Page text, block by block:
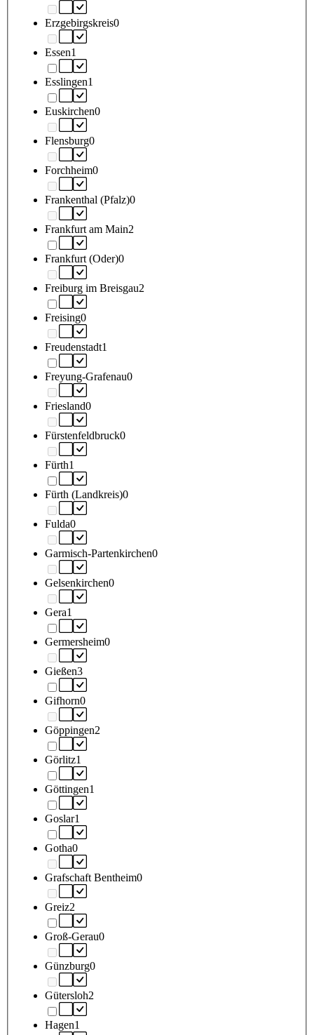
Erzgebirgskreis0
Essen1
Esslingen1
Euskirchen0
Flensburg0
Forchheim0
Frankenthal (Pfalz)0
Frankfurt am Main2
Frankfurt (Oder)0
Freiburg im Breisgau2
Freising0
Freudenstadt1
Freyung-Grafenau0
Friesland0
Fürstenfeldbruck0
Fürth1
Fürth (Landkreis)0
Fulda0
Garmisch-Partenkirchen0
Gelsenkirchen0
Gera1
Germersheim0
Gießen3
Gifhorn0
Göppingen2
Görlitz1
Göttingen1
Goslar1
Gotha0
Grafschaft Bentheim0
Greiz2
Groß-Gerau0
Günzburg0
Gütersloh2
Hagen1